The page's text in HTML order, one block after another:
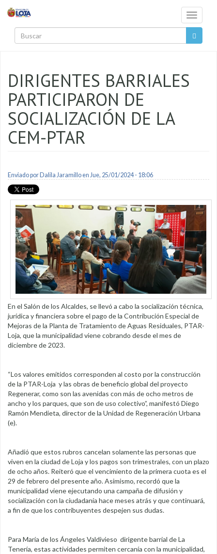
Toggle
DIRIGENTES BARRIALES
PARTICIPARON DE
SOCIALIZACIÓN DE LA
CEM-PTAR
Enviado por Dalila Jaramilloen Jue, 25/01/2024 - 18:06
En el Salón de los Alcaldes, se llevó a cabo la socialización técnica,
jurídica y financiera sobre el pago de la Contribución Especial de
Mejoras de la Planta de Tratamiento de Aguas Residuales, PTAR-
Loja, que la municipalidad viene cobrando desde el mes de
diciembre de 2023.
“Los valores emitidos corresponden al costo por la construcción
de la PTAR-Loja y las obras de beneficio global del proyecto
Regenerar, como son las avenidas con más de ocho metros de
ancho y los parques, que son de uso colectivo”, manifestó Diego
Ramón Mendieta, director de la Unidad de Regeneración Urbana
(e).
Añadió que estos rubros cancelan solamente las personas que
viven en la ciudad de Loja y los pagos son trimestrales, con un plazo
de ocho años. Reiteró que el vencimiento de la primera cuota es el
29 de febrero del presente año. Asimismo, recordó que la
municipalidad viene ejecutando una campaña de difusión y
socialización con la ciudadanía hace meses atrás y que continuará,
a fin de que los contribuyentes despejen sus dudas.
Para María de los Ángeles Valdivieso dirigente barrial de La
Tenería, estas actividades permiten cercanía con la municipalidad,